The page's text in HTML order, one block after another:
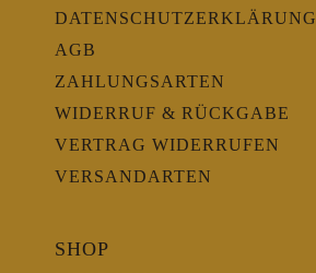
DATENSCHUTZERKLÄRUNG
AGB
ZAHLUNGSARTEN
WIDERRUF & RÜCKGABE
VERTRAG WIDERRUFEN
VERSANDARTEN
SHOP